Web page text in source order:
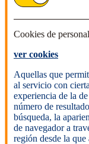
Cookies de
ver cookies
Aquellas que
al servicio con
experiencia de la
número de
búsqueda, la
de navegador a
región desde la